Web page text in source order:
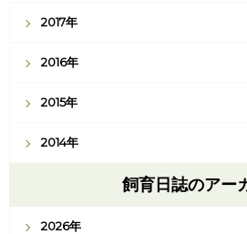
2017年
2016年
2015年
2014年
飼育日誌のアー
2026年